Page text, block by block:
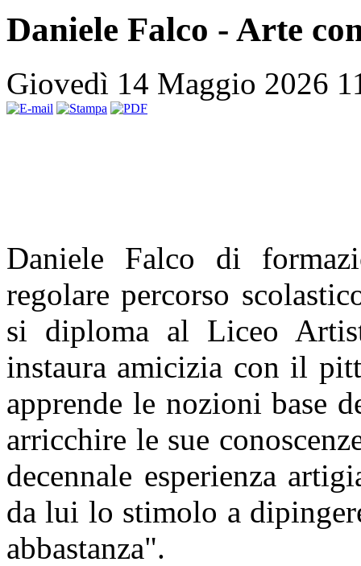
Daniele Falco - Arte
Giovedì 14 Maggio 2026
Daniele Falco di
regolare percorso
si diploma al Liceo
instaura amicizia con il
apprende le nozioni base
arricchire le sue
decennale esperienza
da lui lo stimolo a
abbastanza".